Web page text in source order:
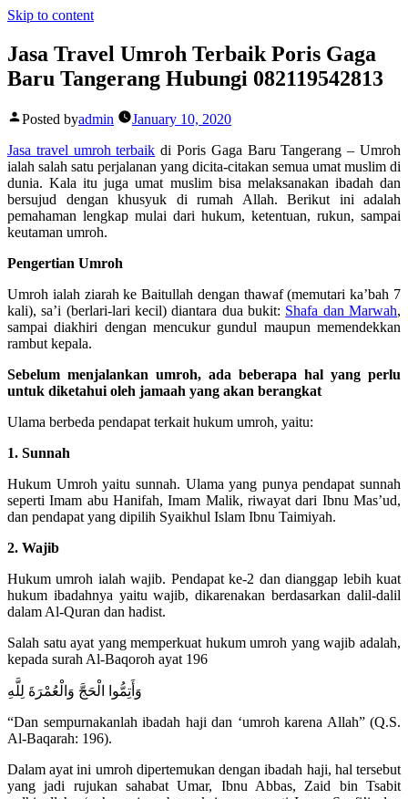
Skip to content
Jasa Travel Umroh Terbaik Poris Gaga
Baru Tangerang Hubungi 082119542813
Posted byadmin
January 10, 2020
Jasa travel umroh terbaik di Poris Gaga Baru Tangerang –Umroh
ialah salah satu perjalanan yang dicita-citakan semua umat muslim di
dunia. Kala itu juga umat muslim bisa melaksanakan ibadah dan
bersujud dengan khusyuk di rumah Allah. Berikut ini adalah
pemahaman lengkap mulai dari hukum, ketentuan, rukun, sampai
keutaman umroh.
Pengertian Umroh
Umroh ialah ziarah ke Baitullah dengan thawaf (memutari ka’bah 7
kali), sa’i (berlari-lari kecil) diantara dua bukit: Shafa dan Marwah,
sampai diakhiri dengan mencukur gundul maupun memendekkan
rambut kepala.
Sebelum menjalankan umroh, ada beberapa hal yang perlu
untuk diketahui oleh jamaah yang akan berangkat
Ulama berbeda pendapat terkait hukum umroh, yaitu:
1. Sunnah
Hukum Umroh yaitu sunnah. Ulama yang punya pendapat sunnah
seperti Imam abu Hanifah, Imam Malik, riwayat dari Ibnu Mas’ud,
dan pendapat yang dipilih Syaikhul Islam Ibnu Taimiyah.
2. Wajib
Hukum umroh ialah wajib. Pendapat ke-2 dan dianggap lebih kuat
hukum ibadahnya yaitu wajib, dikarenakan berdasarkan dalil-dalil
dalam Al-Quran dan hadist.
Salah satu ayat yang memperkuat hukum umroh yang wajib adalah,
kepada surah Al-Baqoroh ayat 196
وَأَتِمُّوا الْحَجَّ وَالْعُمْرَةَ لِلَّهِ
“Dan sempurnakanlah ibadah haji dan ‘umroh karena Allah” (Q.S.
Al-Baqarah: 196).
Dalam ayat ini umroh dipertemukan dengan ibadah haji, hal tersebut
yang jadi rujukan sahabat Umar, Ibnu Abbas, Zaid bin Tsabit